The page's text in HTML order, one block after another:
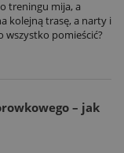
treningu mija, a
kolejną trasę, a narty i
wszystko pomieścić?
– jak